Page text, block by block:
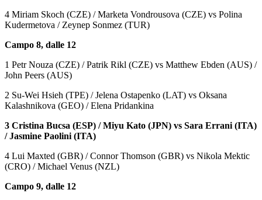
4 Miriam Skoch (CZE) / Marketa Vondrousova (CZE) vs Polina
Kudermetova / Zeynep Sonmez (TUR)
Campo 8, dalle 12
1 Petr Nouza (CZE) / Patrik Rikl (CZE) vs Matthew Ebden (AUS) /
John Peers (AUS)
2 Su-Wei Hsieh (TPE) / Jelena Ostapenko (LAT) vs Oksana
Kalashnikova (GEO) / Elena Pridankina
3 Cristina Bucsa (ESP) / Miyu Kato (JPN) vs Sara Errani (ITA)
/ Jasmine Paolini (ITA)
4 Lui Maxted (GBR) / Connor Thomson (GBR) vs Nikola Mektic
(CRO) / Michael Venus (NZL)
Campo 9, dalle 12